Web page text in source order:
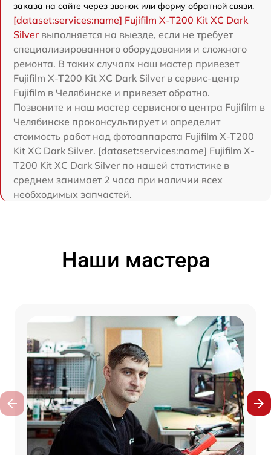
заказа на сайте через звонок или форму обратной связи.
[dataset:services:name] Fujifilm X-T200 Kit XC Dark
Silver выполняется на выезде, если не требует
специализированного оборудования и сложного
ремонта. В таких случаях наш мастер привезет
Fujifilm X-T200 Kit XC Dark Silver в сервис-центр
Fujifilm в Челябинске и привезет обратно.
Позвоните и наш мастер сервисного центра Fujifilm в
Челябинске проконсультирует и определит
стоимость работ над фотоаппарата Fujifilm X-T200
Kit XC Dark Silver. [dataset:services:name] Fujifilm X-
T200 Kit XC Dark Silver по нашей статистике в
среднем занимает 2 часа при наличии всех
необходимых запчастей.
Наши мастера